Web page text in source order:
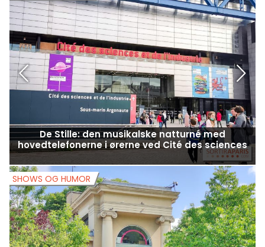
De Stille: den musikalske natturné med
hovedtelefonerne i ørerne ved Cité des sciences
SHOWS OG HUMOR